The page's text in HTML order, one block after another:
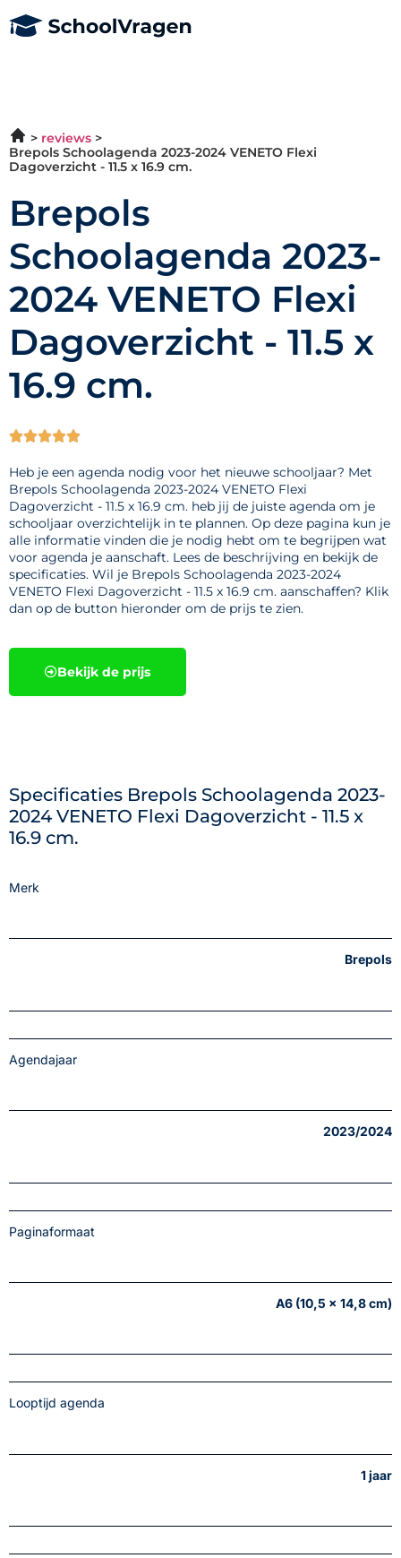
reviews
Brepols Schoolagenda 2023-2024 VENETO Flexi
Dagoverzicht - 11.5 x 16.9 cm.
Brepols
Schoolagenda 2023-
2024 VENETO Flexi
Dagoverzicht - 11.5 x
16.9 cm.

Heb je een agenda nodig voor het nieuwe schooljaar? Met
Brepols Schoolagenda 2023-2024 VENETO Flexi
Dagoverzicht - 11.5 x 16.9 cm. heb jij de juiste agenda om je
schooljaar overzichtelijk in te plannen. Op deze pagina kun je
alle informatie vinden die je nodig hebt om te begrijpen wat
voor agenda je aanschaft. Lees de beschrijving en bekijk de
specificaties. Wil je Brepols Schoolagenda 2023-2024
VENETO Flexi Dagoverzicht - 11.5 x 16.9 cm. aanschaffen? Klik
dan op de button hieronder om de prijs te zien.
Bekijk de prijs
Specificaties Brepols Schoolagenda 2023-
2024 VENETO Flexi Dagoverzicht - 11.5 x
16.9 cm.
Merk
Brepols
Agendajaar
2023/2024
Paginaformaat
A6 (10,5 x 14,8 cm)
Looptijd agenda
1 jaar